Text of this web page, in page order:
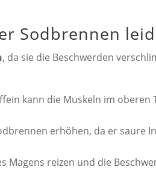
Sodbrennen
, da sie die Beschwerden
kann die Muskeln im oberen
erhöhen, da er saure
Magens reizen und die